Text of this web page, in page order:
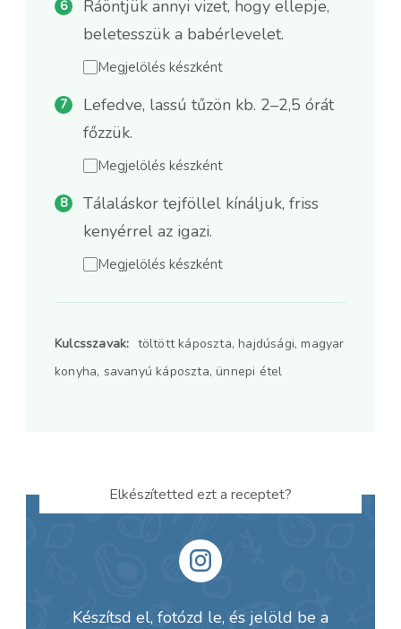
Ráöntjük annyi vizet, hogy ellepje,
beletesszük a babérlevelet.
Megjelölés készként
Lefedve, lassú tűzön kb. 2–2,5 órát
főzzük.
Megjelölés készként
Tálaláskor tejföllel kínáljuk, friss
kenyérrel az igazi.
Megjelölés készként
Kulcsszavak: töltött káposzta, hajdúsági, magyar
konyha, savanyú káposzta, ünnepi étel
Elkészítetted ezt a receptet?
Készítsd el, fotózd le, és jelöld be a